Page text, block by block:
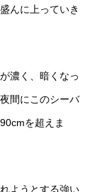
んに上っていき
濃く、暗くなっ
間にこのシーバ
を超えま
ようとする強い